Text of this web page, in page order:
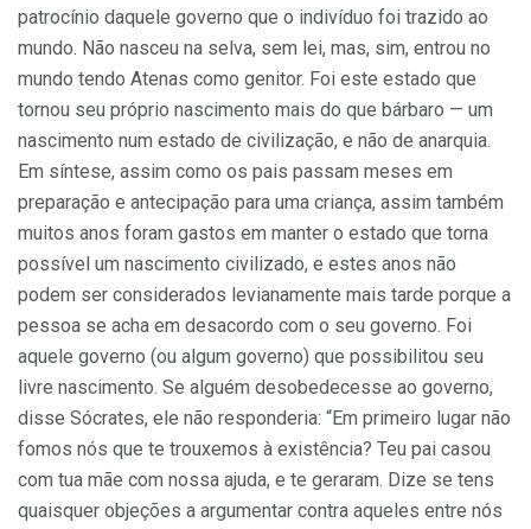
patrocínio daquele governo que o indivíduo foi trazido ao
mundo. Não nasceu na selva, sem lei, mas, sim, entrou no
mundo tendo Atenas como genitor. Foi este estado que
tornou seu próprio nascimento mais do que bárbaro — um
nascimento num estado de civilização, e não de anarquia.
Em síntese, assim como os pais passam meses em
preparação e antecipação para uma criança, assim também
muitos anos foram gastos em manter o estado que torna
possível um nascimento civilizado, e estes anos não
podem ser considerados levianamente mais tarde porque a
pessoa se acha em desacordo com o seu governo. Foi
aquele governo (ou algum governo) que possibilitou seu
livre nascimento. Se alguém desobedecesse ao governo,
disse Sócrates, ele não responderia: “Em primeiro lugar não
fomos nós que te trouxemos à existência? Teu pai casou
com tua mãe com nossa ajuda, e te geraram. Dize se tens
quaisquer objeções a argumentar contra aqueles entre nós